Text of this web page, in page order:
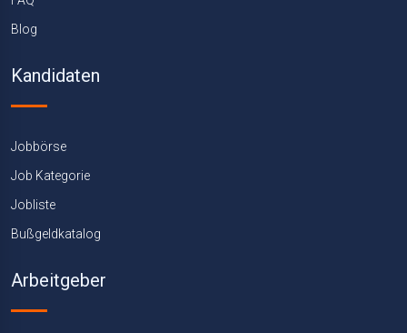
Blog
Kandidaten
Jobbörse
Job Kategorie
Jobliste
Bußgeldkatalog
Arbeitgeber